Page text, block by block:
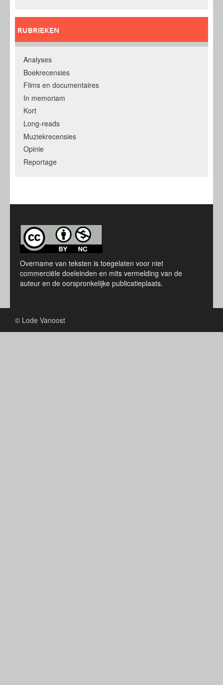
RUBRIEKEN
Analyses
Boekrecensies
Films en documentaires
In memoriam
Kort
Long-reads
Muziekrecensies
Opinie
Reportage
Overname van teksten is toegelaten voor niet
commerciële doeleinden en mits vermelding van de
auteur en de oorspronkelijke publicatieplaats.
© Lode Vanoost